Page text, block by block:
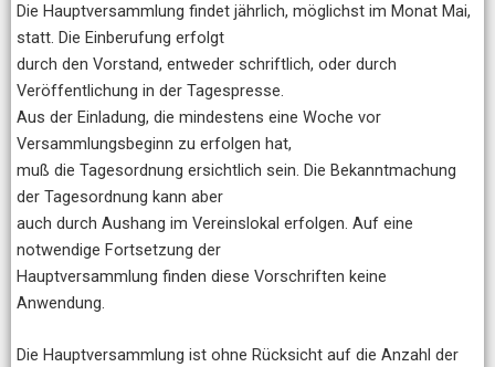
Die Hauptversammlung findet jährlich, möglichst im Monat Mai,
statt. Die Einberufung erfolgt
durch den Vorstand, entweder schriftlich, oder durch
Veröffentlichung in der Tagespresse.
Aus der Einladung, die mindestens eine Woche vor
Versammlungsbeginn zu erfolgen hat,
muß die Tagesordnung ersichtlich sein. Die Bekanntmachung
der Tagesordnung kann aber
auch durch Aushang im Vereinslokal erfolgen. Auf eine
notwendige Fortsetzung der
Hauptversammlung finden diese Vorschriften keine
Anwendung.
Die Hauptversammlung ist ohne Rücksicht auf die Anzahl der